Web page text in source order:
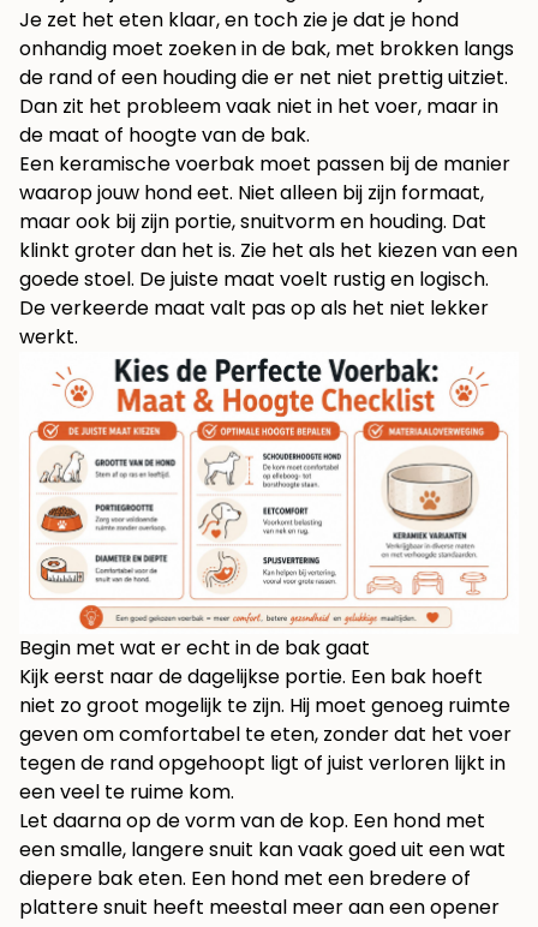
Je zet het eten klaar, en toch zie je dat je hond
onhandig moet zoeken in de bak, met brokken langs
de rand of een houding die er net niet prettig uitziet.
Dan zit het probleem vaak niet in het voer, maar in
de maat of hoogte van de bak.
Een keramische voerbak moet passen bij de manier
waarop jouw hond eet. Niet alleen bij zijn formaat,
maar ook bij zijn portie, snuitvorm en houding. Dat
klinkt groter dan het is. Zie het als het kiezen van een
goede stoel. De juiste maat voelt rustig en logisch.
De verkeerde maat valt pas op als het niet lekker
werkt.
Begin met wat er echt in de bak gaat
Kijk eerst naar de dagelijkse portie. Een bak hoeft
niet zo groot mogelijk te zijn. Hij moet genoeg ruimte
geven om comfortabel te eten, zonder dat het voer
tegen de rand opgehoopt ligt of juist verloren lijkt in
een veel te ruime kom.
Let daarna op de vorm van de kop. Een hond met
een smalle, langere snuit kan vaak goed uit een wat
diepere bak eten. Een hond met een bredere of
plattere snuit heeft meestal meer aan een opener